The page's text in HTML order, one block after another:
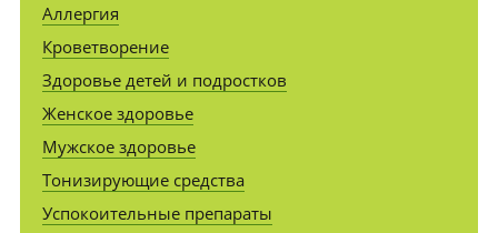
Аллергия
Кроветворение
Здоровье детей и подростков
Женское здоровье
Мужское здоровье
Тонизирующие средства
Успокоительные препараты